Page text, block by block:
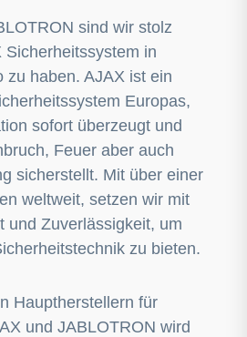
sind wir stolz
Sicherheitssystem in
zu haben. AJAX ist ein
Europas,
sofort überzeugt und
Feuer aber auch
sicherstellt. Mit über einer
weltweit, setzen wir mit
und Zuverlässigkeit, um
zu bieten.
Hauptherstellern für
und JABLOTRON wird